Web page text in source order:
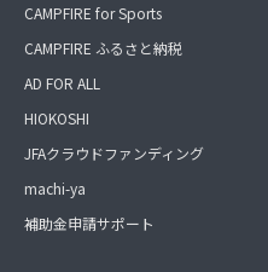
CAMPFIRE for Sports
CAMPFIRE ふるさと納税
AD FOR ALL
HIOKOSHI
JFAクラウドファンディング
machi-ya
補助金申請サポート